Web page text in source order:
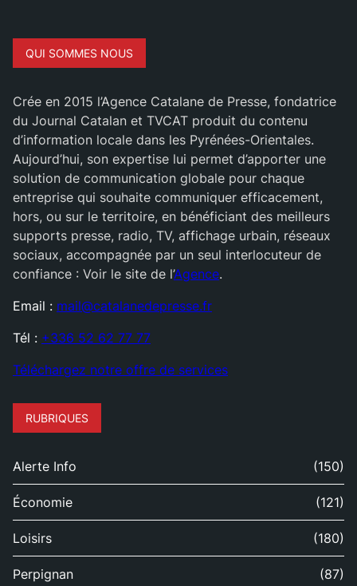
QUI SOMMES NOUS
Crée en 2015 l’Agence Catalane de Presse, fondatrice
du Journal Catalan et TVCAT produit du contenu
d’information locale dans les Pyrénées-Orientales.
Aujourd’hui, son expertise lui permet d’apporter une
solution de communication globale pour chaque
entreprise qui souhaite communiquer efficacement,
hors, ou sur le territoire, en bénéficiant des meilleurs
supports presse, radio, TV, affichage urbain, réseaux
sociaux, accompagnée par un seul interlocuteur de
confiance : Voir le site de l’Agence.
Email : mail@catalanedepresse.fr
Tél : +336 52 62 77 77
Téléchargez notre offre de services
RUBRIQUES
Alerte Info (150)
Économie (121)
Loisirs (180)
Perpignan (87)